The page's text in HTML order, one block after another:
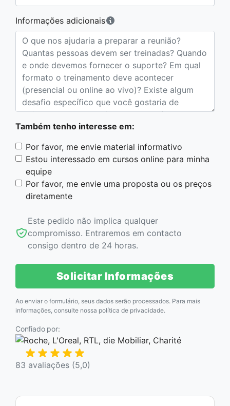
Informações adicionais
Também tenho interesse em:
Por favor, me envie material informativo
Estou interessado em cursos online para minha
equipe
Por favor, me envie uma proposta ou os preços
diretamente
Este pedido não implica qualquer
compromisso. Entraremos em contacto
consigo dentro de 24 horas.
Solicitar Informações
Ao enviar o formulário, seus dados serão processados. Para mais
informações, consulte nossa política de privacidade.
Confiado por:
83 avaliações (5,0)